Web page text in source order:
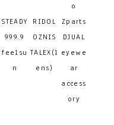
o
STEADY
RIDOL
Zparts
999.9
feelsu
n
OZNIS
DJUAL
TALEX(l
ens)
eyewe
ar
access
ory